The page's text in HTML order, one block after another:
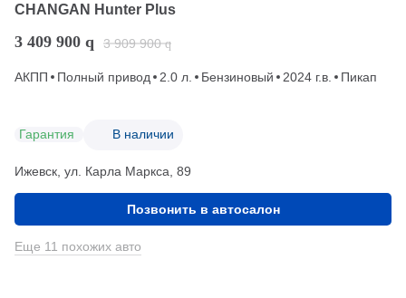
CHANGAN Hunter Plus
3 409 900 q 3 909 900 q
АКПП Полный привод 2.0 л. Бензиновый 2024 г.в. Пикап
Гарантия В наличии
Ижевск, ул. Карла Маркса, 89
Позвонить в автосалон
Еще 11 похожих авто